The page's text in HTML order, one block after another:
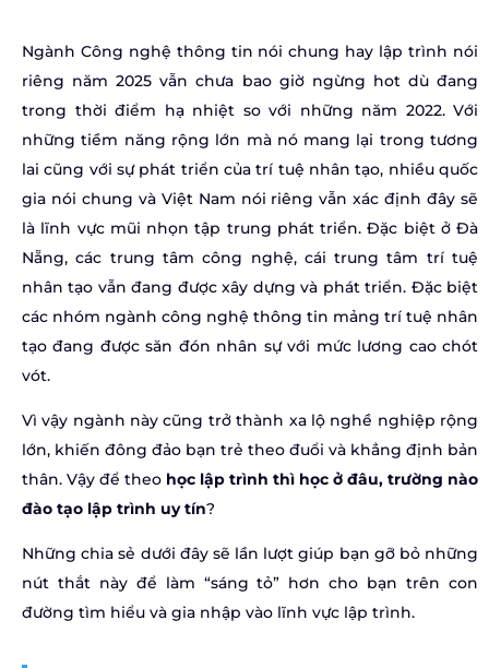
Ngành Công nghệ thông tin nói chung hay lập trình nói
riêng năm 2025 vẫn chưa bao giờ ngừng hot dù đang
trong thời điểm hạ nhiệt so với những năm 2022. Với
những tiềm năng rộng lớn mà nó mang lại trong tương
lai cũng với sự phát triển của trí tuệ nhân tạo, nhiều quốc
gia nói chung và Việt Nam nói riêng vẫn xác định đây sẽ
là lĩnh vực mũi nhọn tập trung phát triển. Đặc biệt ở Đà
Nẵng, các trung tâm công nghệ, cái trung tâm trí tuệ
nhân tạo vẫn đang được xây dựng và phát triển. Đặc biệt
các nhóm ngành công nghệ thông tin mảng trí tuệ nhân
tạo đang được săn đón nhân sự với mức lương cao chót
vót.
Vì vậy ngành này cũng trở thành xa lộ nghề nghiệp rộng
lớn, khiến đông đảo bạn trẻ theo đuổi và khẳng định bản
thân. Vậy để theo học lập trình thì học ở đâu, trường nào
đào tạo lập trình uy tín?
Những chia sẻ dưới đây sẽ lần lượt giúp bạn gỡ bỏ những
nút thắt này để làm “sáng tỏ” hơn cho bạn trên con
đường tìm hiểu và gia nhập vào lĩnh vực lập trình.